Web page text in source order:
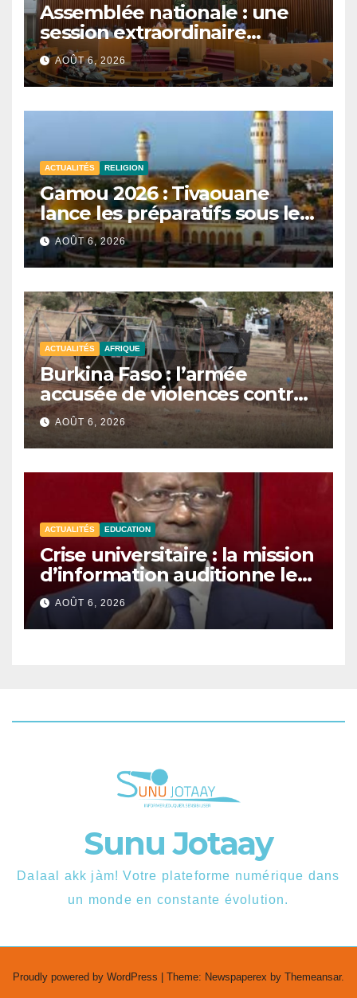
Assemblée nationale : une
session extraordinaire
convoquée le 10 août avec
plusieurs commissions
d’enquête à l’ordre du jour.
AOÛT 6, 2026
ACTUALITÉS RELIGION
Gamou 2026 : Tivaouane
lance les préparatifs sous le
signe de l’unité et du Tawhid.
AOÛT 6, 2026
ACTUALITÉS AFRIQUE
Burkina Faso : l’armée
accusée de violences contre
des civils après une attaque
jihadiste.
AOÛT 6, 2026
ACTUALITÉS EDUCATION
Crise universitaire : la mission
d’information auditionne le
ministre Boubacar Camara.
AOÛT 6, 2026
Sunu Jotaay
Dalaal akk jàm! Votre plateforme numérique dans
un monde en constante évolution.
Proudly powered by WordPress Theme: Newspaperex by Themeansar.